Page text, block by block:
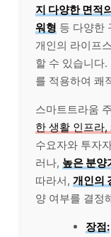
지 다양한 면적
워형 등 다양한
개인의 라이프
할 수 있습니다.
를 적용하여 쾌
스마트트라움
한 생활 인프라,
수요자와 투자
러나, 높은 분양
따라서, 개인의
양 여부를 결정
장점: